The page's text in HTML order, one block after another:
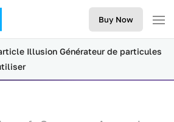
Buy Now
Illusion Générateur de particules